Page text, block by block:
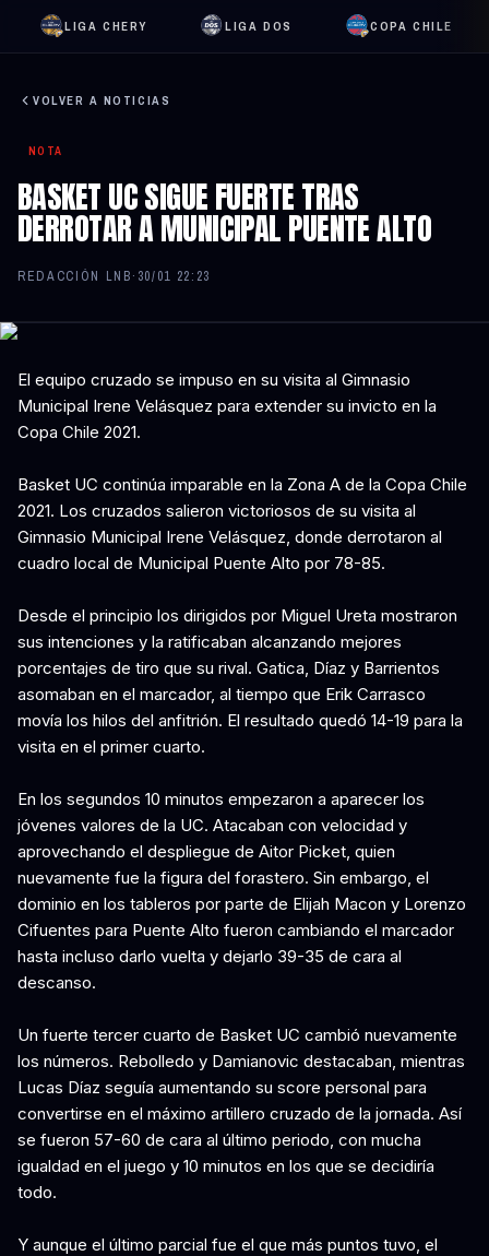
LIGA CHERY LIGA DOS COPA CHILE
VOLVER A NOTICIAS
NOTA
BASKET UC SIGUE FUERTE TRAS
DERROTAR A MUNICIPAL PUENTE ALTO
REDACCIÓN LNB· 30/01 22:23
El equipo cruzado se impuso en su visita al Gimnasio
Municipal Irene Velásquez para extender su invicto en la
Copa Chile 2021.
Basket UC continúa imparable en la Zona A de la Copa Chile
2021. Los cruzados salieron victoriosos de su visita al
Gimnasio Municipal Irene Velásquez, donde derrotaron al
cuadro local de Municipal Puente Alto por 78-85.
Desde el principio los dirigidos por Miguel Ureta mostraron
sus intenciones y la ratificaban alcanzando mejores
porcentajes de tiro que su rival. Gatica, Díaz y Barrientos
asomaban en el marcador, al tiempo que Erik Carrasco
movía los hilos del anfitrión. El resultado quedó 14-19 para la
visita en el primer cuarto.
En los segundos 10 minutos empezaron a aparecer los
jóvenes valores de la UC. Atacaban con velocidad y
aprovechando el despliegue de Aitor Picket, quien
nuevamente fue la figura del forastero. Sin embargo, el
dominio en los tableros por parte de Elijah Macon y Lorenzo
Cifuentes para Puente Alto fueron cambiando el marcador
hasta incluso darlo vuelta y dejarlo 39-35 de cara al
descanso.
Un fuerte tercer cuarto de Basket UC cambió nuevamente
los números. Rebolledo y Damianovic destacaban, mientras
Lucas Díaz seguía aumentando su score personal para
convertirse en el máximo artillero cruzado de la jornada. Así
se fueron 57-60 de cara al último periodo, con mucha
igualdad en el juego y 10 minutos en los que se decidiría
todo.
Y aunque el último parcial fue el que más puntos tuvo, el